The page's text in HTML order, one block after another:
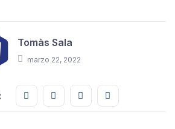
Tomàs Sala
marzo 22, 2022
Share this on FaceBook
Share this on Twitter
Share this on GMail
Share this on